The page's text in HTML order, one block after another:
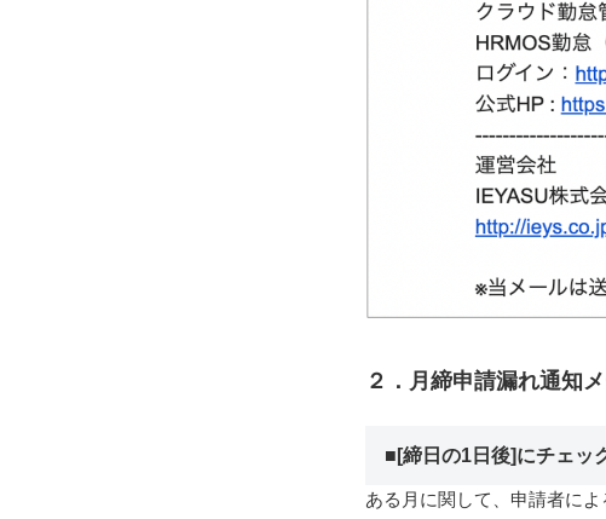
２．月締申請漏れ通知
■[締日の1日後]にチェッ
ある月に関して、申請者に